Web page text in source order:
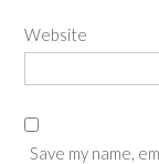
Website
Save my name,